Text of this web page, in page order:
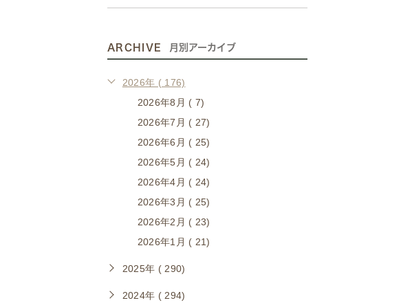
ARCHIVE 月別アーカイブ
2026年 ( 176)
2026年8月 ( 7)
2026年7月 ( 27)
2026年6月 ( 25)
2026年5月 ( 24)
2026年4月 ( 24)
2026年3月 ( 25)
2026年2月 ( 23)
2026年1月 ( 21)
2025年 ( 290)
2024年 ( 294)